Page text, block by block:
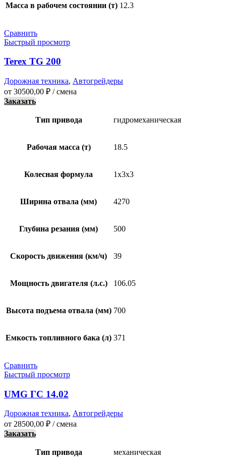
Масса в рабочем состоянии (т) 12.3
Сравнить
Быстрый просмотр
Terex TG 200
Дорожная техника, Автогрейдеры
от 30500,00 ₽ / смена
Заказать
Тип привода гидромеханическая
Рабочая масса (т) 18.5
Колесная формула 1х3х3
Ширина отвала (мм) 4270
Глубина резания (мм) 500
Скорость движения (км/ч) 39
Мощность двигателя (л.с.) 106.05
Высота подъема отвала (мм) 700
Емкость топливного бака (л) 371
Сравнить
Быстрый просмотр
UMG ГС 14.02
Дорожная техника, Автогрейдеры
от 28500,00 ₽ / смена
Заказать
Тип привода механическая